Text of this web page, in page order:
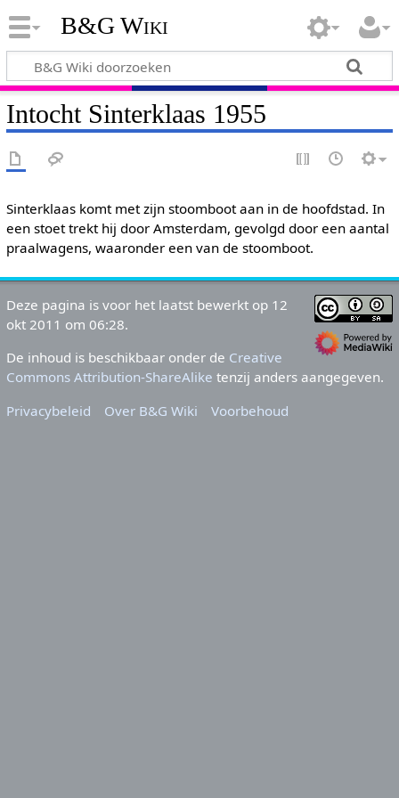
B&G Wiki
Intocht Sinterklaas 1955
Sinterklaas komt met zijn stoomboot aan in de hoofdstad. In
een stoet trekt hij door Amsterdam, gevolgd door een aantal
praalwagens, waaronder een van de stoomboot.
Deze pagina is voor het laatst bewerkt op 12
okt 2011 om 06:28.
De inhoud is beschikbaar onder de Creative
Commons Attribution-ShareAlike tenzij anders aangegeven.
Privacybeleid
Over B&G Wiki Voorbehoud